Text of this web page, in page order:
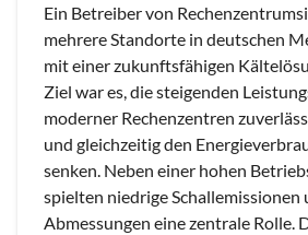
Ein Betreiber von
mehrere Standorte in deutschen
mit einer zukunftsfähigen
Ziel war es, die steigenden
moderner Rechenzentren
und gleichzeitig den
senken. Neben einer hohen
spielten niedrige Schallemissionen
Abmessungen eine zentrale Rolle.